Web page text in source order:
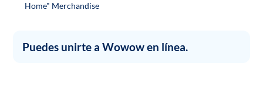
Home" Merchandise
Puedes unirte a Wowow en línea.